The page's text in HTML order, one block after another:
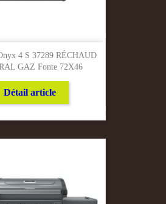
4 S 37289 RÉCHAUD
GAZ Fonte 72X46
Détail article